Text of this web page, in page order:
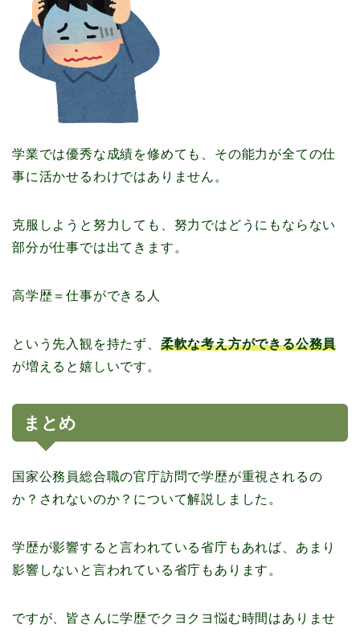
学業では優秀な成績を修めても、その能力が全ての仕
事に活かせるわけではありません。
克服しようと努力しても、努力ではどうにもならない
部分が仕事では出てきます。
高学歴＝仕事ができる人
という先入観を持たず、 柔軟な考え方ができる公務員
が増えると嬉しいです。
まとめ
国家公務員総合職の官庁訪問で学歴が重視されるの
か？されないのか？について解説しました。
学歴が影響すると言われている省庁もあれば、あまり
影響しないと言われている省庁もあります。
ですが、皆さんに学歴でクヨクヨ悩む時間はありませ